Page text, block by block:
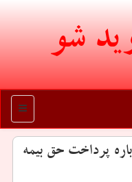
شو
منو
پرداخت حق بیمه